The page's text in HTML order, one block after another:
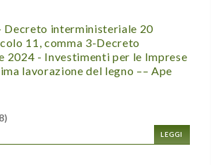
Decreto interministeriale 20
11, comma 3-Decreto
2024 - Investimenti per le Imprese
lavorazione del legno –– Ape
LEGGI